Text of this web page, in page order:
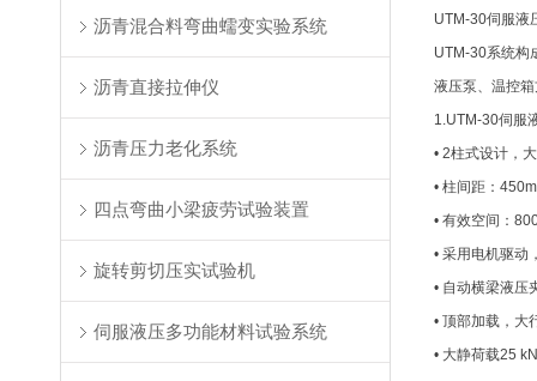
沥青混合料弯曲蠕变实验系统
沥青直接拉伸仪
沥青压力老化系统
四点弯曲小梁疲劳试验装置
旋转剪切压实试验机
伺服液压多功能材料试验系统
UTM-30伺服液
UTM-30系统构
液压泵、温控
1.UTM-30伺服
• 2柱式设计，
• 柱间距：
• 有效空间：
• 采用电机驱动
• 自动横梁液压
• 顶部加载，大
• 大静荷载25